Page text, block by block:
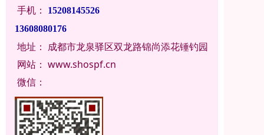
手机：
15208145526
13608080176
地址： 成都市龙泉驿区双龙路锦尚添花锤钓园
网站： www.shospf.cn
微信：